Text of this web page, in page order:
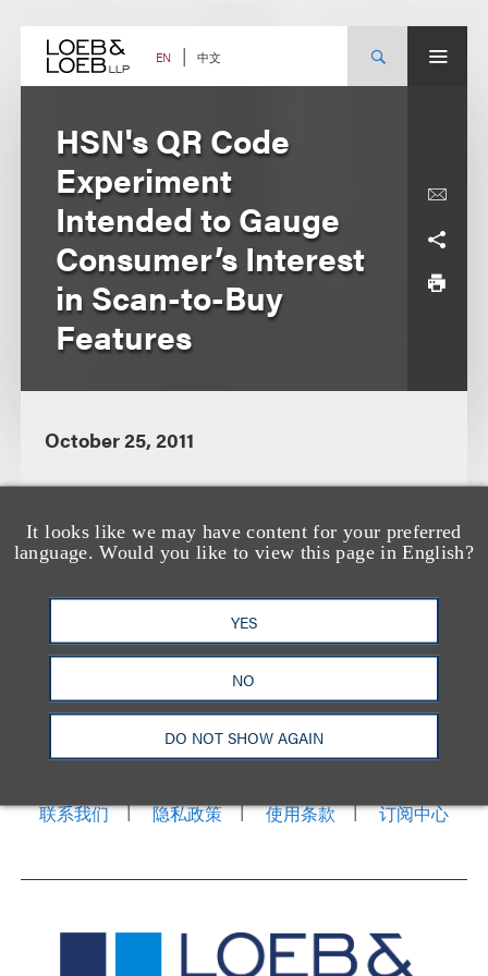
content EN 中文
It looks like we may have content for your preferred
language. Would you like to view this page in English?
YES
NO
DO NOT SHOW AGAIN
HSN's QR Code
Experiment
Intended to Gauge
Consumer’s Interest
in Scan-to-Buy
Features
October 25, 2011
芝加哥
华盛顿特区
旧金山 泰森斯
代表处
香港
联系我们
隐私政策 使用条款 订阅中心